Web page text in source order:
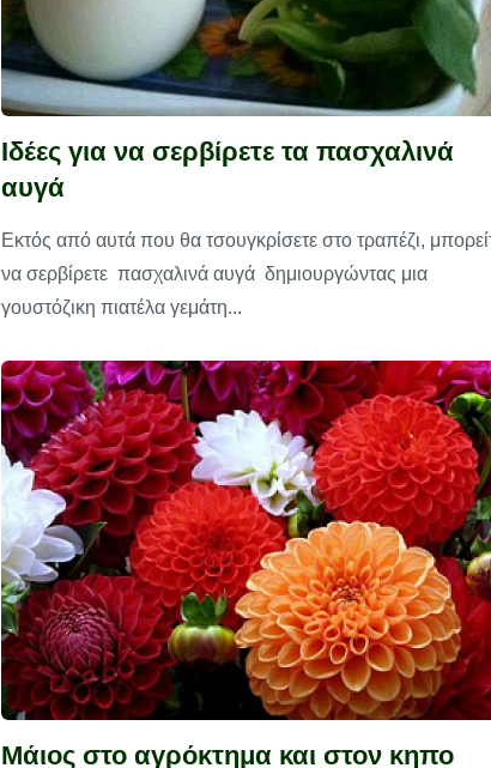
Ιδέες για να σερβίρετε τα πασχαλινά
αυγά
Eκτός από αυτά που θα τσουγκρίσετε στο τραπέζι,
να σερβίρετε πασχαλινά αυγά δημιουργώντας μια
γουστόζικη πιατέλα γεμάτη...
Μάιος στο αγρόκτημα και στον κηπο